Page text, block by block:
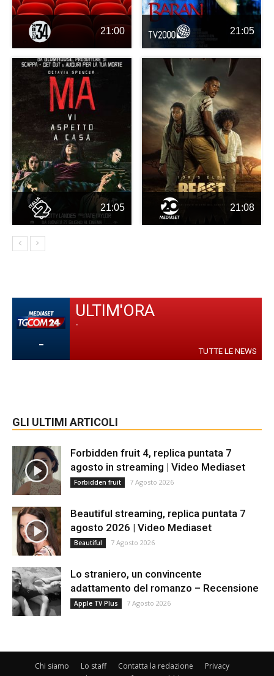
21:00 21:05
21:05 21:08
-
ULTIM'ORA
-
TUTTE LE NEWS
GLI ULTIMI ARTICOLI
Forbidden fruit 4, replica puntata 7
agosto in streaming | Video Mediaset
Forbidden fruit 7 Agosto 2026
Beautiful streaming, replica puntata 7
agosto 2026 | Video Mediaset
Beautiful 7 Agosto 2026
Lo straniero, un convincente
adattamento del romanzo – Recensione
Apple TV Plus 7 Agosto 2026
Chi siamo Lo staff Contatta la redazione
Privacy